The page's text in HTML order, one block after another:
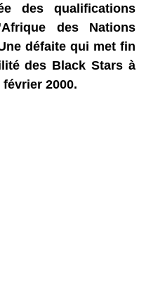
des qualifications
des Nations
défaite qui met fin
des Black Stars à
2000.